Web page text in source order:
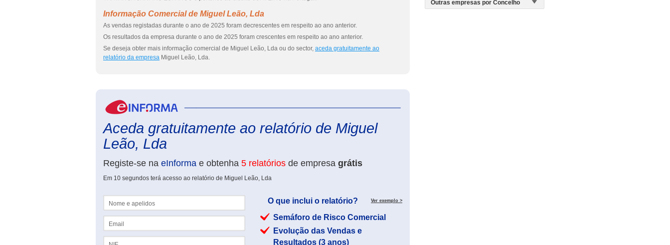
Informação Comercial de Miguel Leão, Lda
As vendas registadas durante o ano de 2025 foram decrescentes em respeito ao ano anterior.
Os resultados da empresa durante o ano de 2025 foram crescentes em respeito ao ano anterior.
Se deseja obter mais informação comercial de Miguel Leão, Lda ou do sector, aceda gratuitamente ao
relatório da empresa Miguel Leão, Lda.
Aceda gratuitamente ao relatório de Miguel
Leão, Lda
Registe-se na eInforma e obtenha 5 relatórios de empresa grátis
Em 10 segundos terá acesso ao relatório de Miguel Leão, Lda
O que inclui o relatório? Ver exemplo >
Semáforo de Risco Comercial
Evolução das Vendas e
Resultados (3 anos)